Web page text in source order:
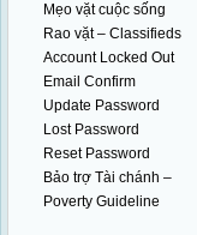
Mẹo vặt cuộc sống
Rao vặt – Classifieds
Account Locked Out
Email Confirm
Update Password
Lost Password
Reset Password
Bảo trợ Tài chánh –
Poverty Guideline